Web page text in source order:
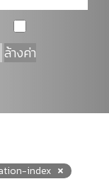
ล้างค่า
index